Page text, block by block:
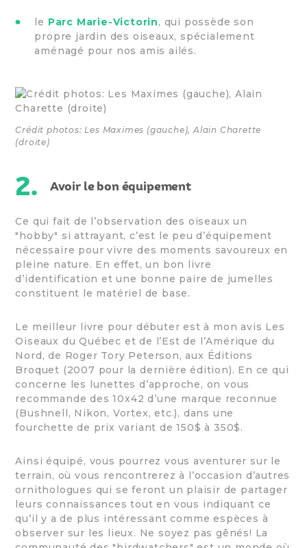
le Parc Marie-Victorin, qui possède son
propre jardin des oiseaux, spécialement
aménagé pour nos amis ailés.
Crédit photos: Les Maximes (gauche), Alain Charette
(droite)
2. Avoir le bon équipement
Ce qui fait de l’observation des oiseaux un
"hobby" si attrayant, c’est le peu d’équipement
nécessaire pour vivre des moments savoureux en
pleine nature. En effet, un bon livre
d’identification et une bonne paire de jumelles
constituent le matériel de base.
Le meilleur livre pour débuter est à mon avis Les
Oiseaux du Québec et de l’Est de l’Amérique du
Nord, de Roger Tory Peterson, aux Éditions
Broquet (2007 pour la dernière édition). En ce qui
concerne les lunettes d’approche, on vous
recommande des 10x42 d’une marque reconnue
(Bushnell, Nikon, Vortex, etc.), dans une
fourchette de prix variant de 150$ à 350$.
Ainsi équipé, vous pourrez vous aventurer sur le
terrain, où vous rencontrerez à l’occasion d’autres
ornithologues qui se feront un plaisir de partager
leurs connaissances tout en vous indiquant ce
qu’il y a de plus intéressant comme espèces à
observer sur les lieux. Ne soyez pas gênés! La